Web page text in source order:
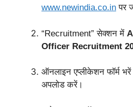
www.newindia.co.in पर
“Recruitment” सेक्शन में
Officer Recruitment
ऑनलाइन एप्लीकेशन फॉर्म
अपलोड करें।